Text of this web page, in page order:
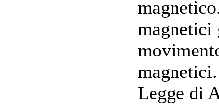
magnetici
Legge di